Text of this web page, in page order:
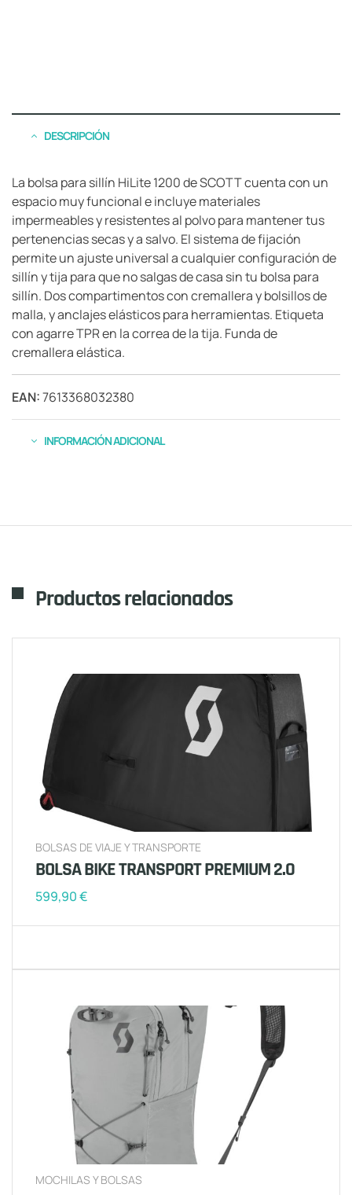
DESCRIPCIÓN
La bolsa para sillín HiLite 1200 de SCOTT cuenta con un
espacio muy funcional e incluye materiales
impermeables y resistentes al polvo para mantener tus
pertenencias secas y a salvo. El sistema de fijación
permite un ajuste universal a cualquier configuración de
sillín y tija para que no salgas de casa sin tu bolsa para
sillín. Dos compartimentos con cremallera y bolsillos de
malla, y anclajes elásticos para herramientas. Etiqueta
con agarre TPR en la correa de la tija. Funda de
cremallera elástica.
EAN:7613368032380
INFORMACIÓN ADICIONAL
Productos relacionados
BOLSAS DE VIAJE Y TRANSPORTE
BOLSA BIKE TRANSPORT PREMIUM 2.0
599,90€
MOCHILAS Y BOLSAS